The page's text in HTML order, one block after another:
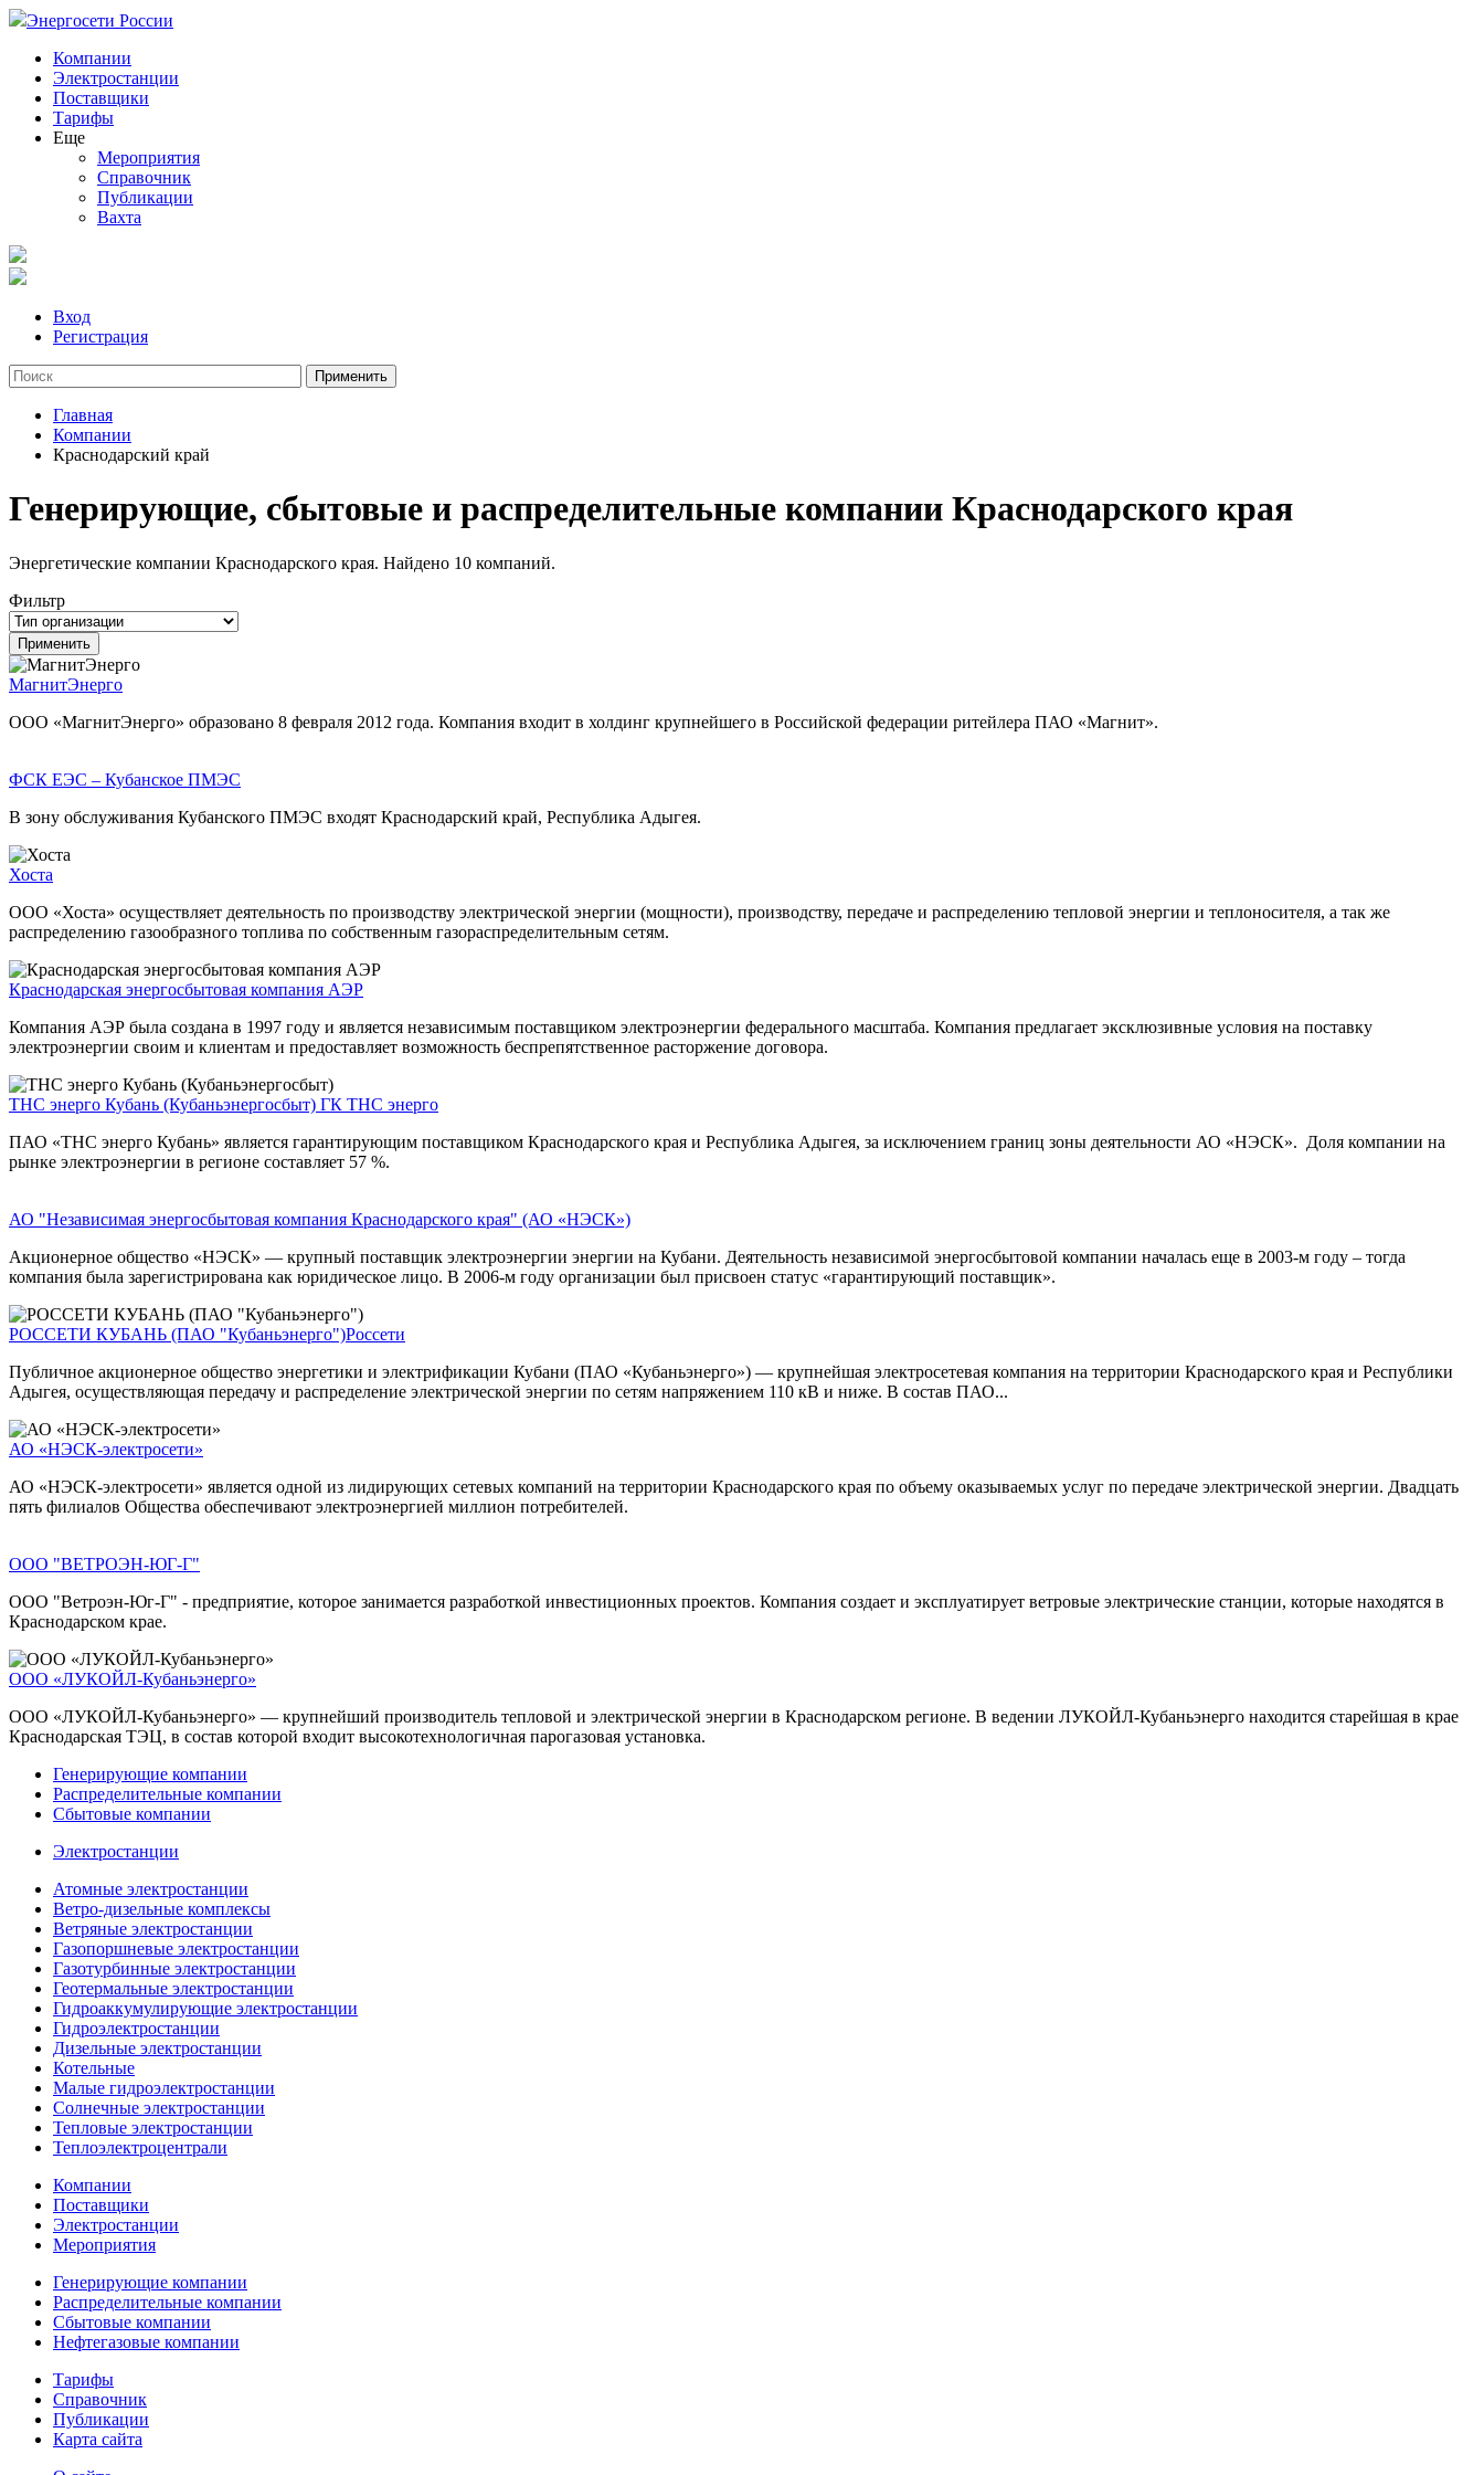
Энергосети России
Компании
Электростанции
Поставщики
Тарифы
Еще
Мероприятия
Справочник
Публикации
Вахта
Вход
Регистрация
Главная
Компании
Краснодарский край
Генерирующие, сбытовые и распределительные компании Краснодарского края
Энергетические компании Краснодарского края. Найдено 10 компаний.
Фильтр
МагнитЭнерго
ООО «МагнитЭнерго» образовано 8 февраля 2012 года. Компания входит в холдинг крупнейшего в Российской федерации ритейлера ПАО «Магнит».
ФСК ЕЭС – Кубанское ПМЭС
В зону обслуживания Кубанского ПМЭС входят Краснодарский край, Республика Адыгея.
Хоста
ООО «Хоста» осуществляет деятельность по производству электрической энергии (мощности), производству, передаче и распределению тепловой энергии и теплоносителя, а так же
распределению газообразного топлива по собственным газораспределительным сетям.
Краснодарская энергосбытовая компания АЭР
Компания АЭР была создана в 1997 году и является независимым поставщиком электроэнергии федерального масштаба. Компания предлагает эксклюзивные условия на поставку
электроэнергии своим и клиентам и предоставляет возможность беспрепятственное расторжение договора.
ТНС энерго Кубань (Кубаньэнергосбыт) ГК ТНС энерго
ПАО «ТНС энерго Кубань» является гарантирующим поставщиком Краснодарского края и Республика Адыгея, за исключением границ зоны деятельности АО «НЭСК». Доля компании на
рынке электроэнергии в регионе составляет 57 %.
АО "Независимая энергосбытовая компания Краснодарского края" (АО «НЭСК»)
Акционерное общество «НЭСК» — крупный поставщик электроэнергии энергии на Кубани. Деятельность независимой энергосбытовой компании началась еще в 2003-м году – тогда
компания была зарегистрирована как юридическое лицо. В 2006-м году организации был присвоен статус «гарантирующий поставщик».
РОССЕТИ КУБАНЬ (ПАО "Кубаньэнерго")Россети
Публичное акционерное общество энергетики и электрификации Кубани (ПАО «Кубаньэнерго») — крупнейшая электросетевая компания на территории Краснодарского края и Республики
Адыгея, осуществляющая передачу и распределение электрической энергии по сетям напряжением 110 кВ и ниже. В состав ПАО...
АО «НЭСК-электросети»
АО «НЭСК-электросети» является одной из лидирующих сетевых компаний на территории Краснодарского края по объему оказываемых услуг по передаче электрической энергии. Двадцать
пять филиалов Общества обеспечивают электроэнергией миллион потребителей.
ООО "ВЕТРОЭН-ЮГ-Г"
ООО "Ветроэн-Юг-Г" - предприятие, которое занимается разработкой инвестиционных проектов. Компания создает и эксплуатирует ветровые электрические станции, которые находятся в
Краснодарском крае.
ООО «ЛУКОЙЛ-Кубаньэнерго»
ООО «ЛУКОЙЛ-Кубаньэнерго» — крупнейший производитель тепловой и электрической энергии в Краснодарском регионе. В ведении ЛУКОЙЛ-Кубаньэнерго находится старейшая в крае
Краснодарская ТЭЦ, в состав которой входит высокотехнологичная парогазовая установка.
Генерирующие компании
Распределительные компании
Сбытовые компании
Электростанции
Атомные электростанции
Ветро-дизельные комплексы
Ветряные электростанции
Газопоршневые электростанции
Газотурбинные электростанции
Геотермальные электростанции
Гидроаккумулирующие электростанции
Гидроэлектростанции
Дизельные электростанции
Котельные
Малые гидроэлектростанции
Солнечные электростанции
Тепловые электростанции
Теплоэлектроцентрали
Компании
Поставщики
Электростанции
Мероприятия
Генерирующие компании
Распределительные компании
Сбытовые компании
Нефтегазовые компании
Тарифы
Справочник
Публикации
Карта сайта